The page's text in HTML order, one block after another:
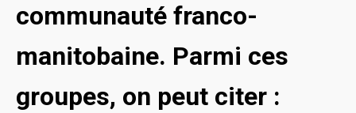
communauté franco-
manitobaine. Parmi ces
groupes, on peut citer :